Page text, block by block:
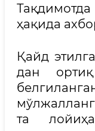
ҳақида
Қайд
дан
та